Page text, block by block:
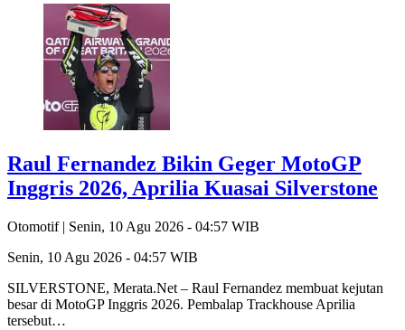
Raul Fernandez Bikin Geger MotoGP
Inggris 2026, Aprilia Kuasai Silverstone
Otomotif | Senin, 10 Agu 2026 - 04:57 WIB
Senin, 10 Agu 2026 - 04:57 WIB
SILVERSTONE, Merata.Net – Raul Fernandez membuat kejutan
besar di MotoGP Inggris 2026. Pembalap Trackhouse Aprilia
tersebut…